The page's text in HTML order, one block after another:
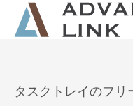
タスクトレイのフリ
会社概要